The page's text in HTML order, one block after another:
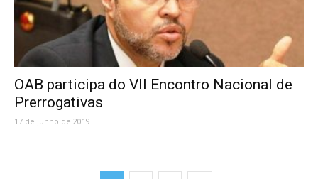
OAB participa do VII Encontro Nacional de
Prerrogativas
17 de junho de 2019